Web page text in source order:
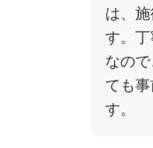
は、
す。
なの
ても
す。